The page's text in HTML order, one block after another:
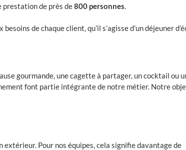
prestation de près de800 personnes
de chaque client, qu’il s’agisse d’un déjeuner
gourmande, une cagette à partager, un cocktail
font partie intégrante de notre métier. Notre
Pour nos équipes, cela signifie davantage de